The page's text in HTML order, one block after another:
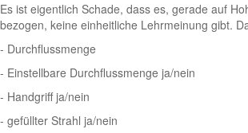
Es ist eigentlich Schade, dass es, gerade auf
bezogen, keine einheitliche Lehrmeinung gibt.
- Durchflussmenge
- Einstellbare Durchflussmenge ja/nein
- Handgriff ja/nein
- gefüllter Strahl ja/nein